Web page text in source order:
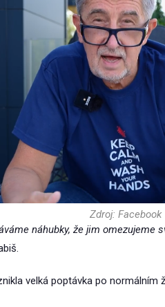
Zdroj: Facebook
náhubky, že jim omezujeme
velká poptávka po